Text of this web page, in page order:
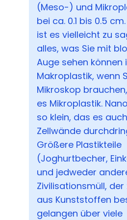
(Meso-) und
bei ca. 0.1 bis 0.5
ist es vielleicht zu
alles, was Sie mit
Auge sehen können
Makroplastik, wenn
Mikroskop
es Mikroplastik.
so klein, das es auch
Zellwände
Größere Plastikteile
(Joghurtbecher,
und jedweder
Zivilisationsmüll, der
aus Kunststoffen
gelangen über viele